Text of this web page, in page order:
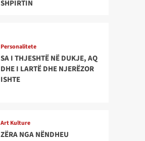
SHPIRTIN
Personalitete
SA I THJESHTË NË DUKJE, AQ
DHE I LARTË DHE NJERËZOR
ISHTE
Art Kulture
ZËRA NGA NËNDHEU